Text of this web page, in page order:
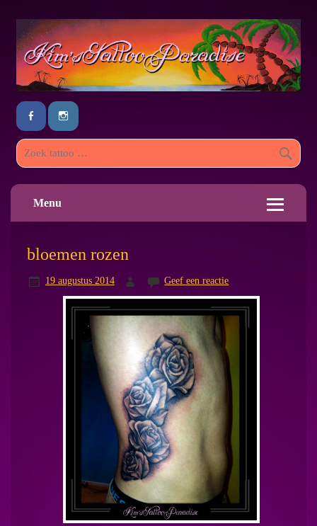
Menu
bloemen rozen
19 augustus 2014 Geef een reactie